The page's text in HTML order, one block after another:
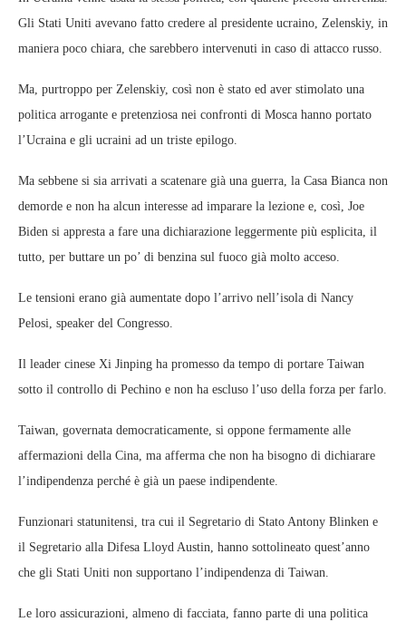
Gli Stati Uniti avevano fatto credere al presidente ucraino, Zelenskiy, in
maniera poco chiara, che sarebbero intervenuti in caso di attacco russo.
Ma, purtroppo per Zelenskiy, così non è stato ed aver stimolato una
politica arrogante e pretenziosa nei confronti di Mosca hanno portato
l’Ucraina e gli ucraini ad un triste epilogo.
Ma sebbene si sia arrivati a scatenare già una guerra, la Casa Bianca non
demorde e non ha alcun interesse ad imparare la lezione e, così, Joe
Biden si appresta a fare una dichiarazione leggermente più esplicita, il
tutto, per buttare un po’ di benzina sul fuoco già molto acceso.
Le tensioni erano già aumentate dopo l’arrivo nell’isola di Nancy
Pelosi, speaker del Congresso.
Il leader cinese Xi Jinping ha promesso da tempo di portare Taiwan
sotto il controllo di Pechino e non ha escluso l’uso della forza per farlo.
Taiwan, governata democraticamente, si oppone fermamente alle
affermazioni della Cina, ma afferma che non ha bisogno di dichiarare
l’indipendenza perché è già un paese indipendente.
Funzionari statunitensi, tra cui il Segretario di Stato Antony Blinken e
il Segretario alla Difesa Lloyd Austin, hanno sottolineato quest’anno
che gli Stati Uniti non supportano l’indipendenza di Taiwan.
Le loro assicurazioni, almeno di facciata, fanno parte di una politica